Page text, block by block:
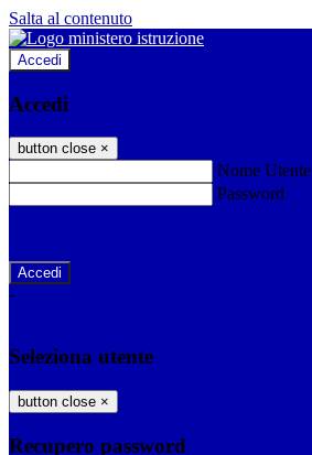
Salta al contenuto
Accedi
Accedi
button close ×
Nome Utente
Password
-
Seleziona utente
button close ×
Recupero password